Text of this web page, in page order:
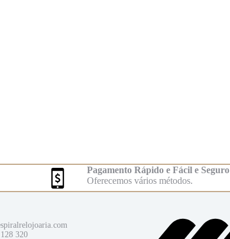
Pagamento Rápido e Fácil e Seguro
Oferecemos vários métodos.
320